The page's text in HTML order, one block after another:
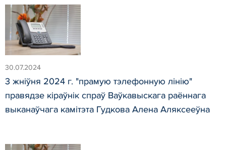
30.07.2024
3 жніўня 2024 г. "прамую тэлефонную лінію"
правядзе кіраўнік спраў Ваўкавыскага раённага
выканаўчага камітэта Гудкова Алена Аляксееўна